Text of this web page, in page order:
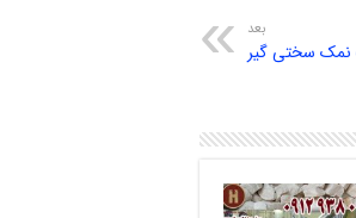
بعد
سختی گیر